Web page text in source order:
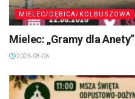
MIELEC/DĘBICA/KOLBUSZOWA
Mielec: „Gramy dla Anety”
2026-08-06